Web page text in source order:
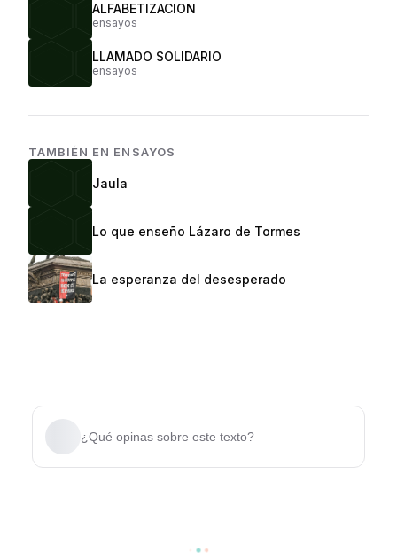
ALFABETIZACION
ensayos
LLAMADO SOLIDARIO
ensayos
TAMBIÉN EN ENSAYOS
Jaula
Lo que enseño Lázaro de Tormes
La esperanza del desesperado
¿Qué opinas sobre este texto?